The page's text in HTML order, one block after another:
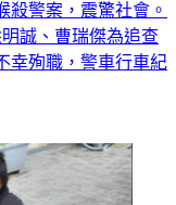
殺警案，震驚社會。
誠、曹瑞傑為追查
幸殉職，警車行車紀